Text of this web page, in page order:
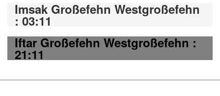
Imsak Großefehn Westgroßefehn
: 03:11
Iftar Großefehn Westgroßefehn :
21:11